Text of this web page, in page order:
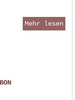
Mehr lesen